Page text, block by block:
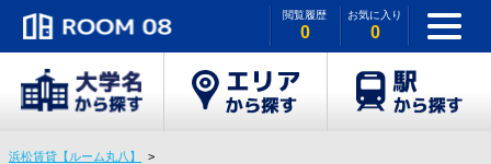
閲覧履歴
0
お気に入り
0
浜松賃貸【ルーム丸八】